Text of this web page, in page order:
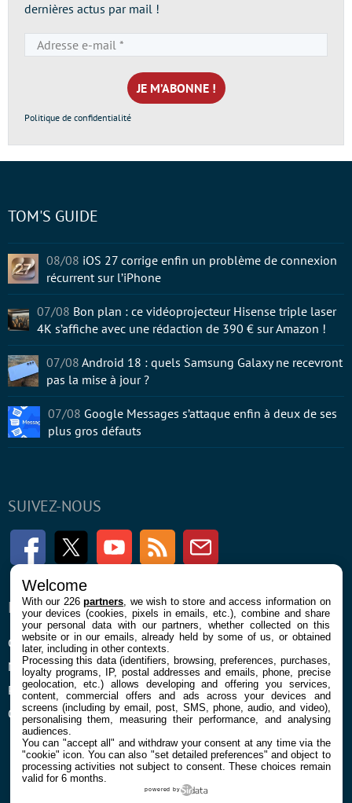
dernières actus par mail !
e-
mail
*
Politique de confidentialité
SUIVEZ-NOUS
FacebookTwitter Youtube RSS Newsletter
ENTREPRISE
Confidentialité et Cookies
Mentions légales et CGU
Préférences Cookies
Qui sommes nous
À PROPOS
Contact
TOM'S GUIDE
08/08 iOS 27 corrige enfin un problème de connexion
récurrent sur l’iPhone
07/08 Bon plan : ce vidéoprojecteur Hisense triple laser
4K s’affiche avec une rédaction de 390 € sur Amazon !
07/08 Android 18 : quels Samsung Galaxy ne recevront
pas la mise à jour ?
07/08 Google Messages s’attaque enfin à deux de ses
plus gros défauts
Welcome
With our 226partners , we wish to store and access information on
your devices (cookies, pixels in emails, etc.), combine and share
your personal data with our partners, whether collected on this
website or in our emails, already held by some of us, or obtained
later, including in other contexts.
Processing this data (identifiers, browsing, preferences, purchases,
loyalty programs, IP, postal addresses and emails, phone, precise
geolocation, etc.) allows developing and offering you services,
content, commercial offers and ads across your devices and
screens (including by email, post, SMS, phone, audio, and video),
personalising them, measuring their performance, and analysing
audiences.
You can "accept all" and withdraw your consent at any time via the
"cookie" icon. You can also "set detailed preferences" and object to
processing activities not subject to consent. These choices remain
valid for 6 months.
powered by